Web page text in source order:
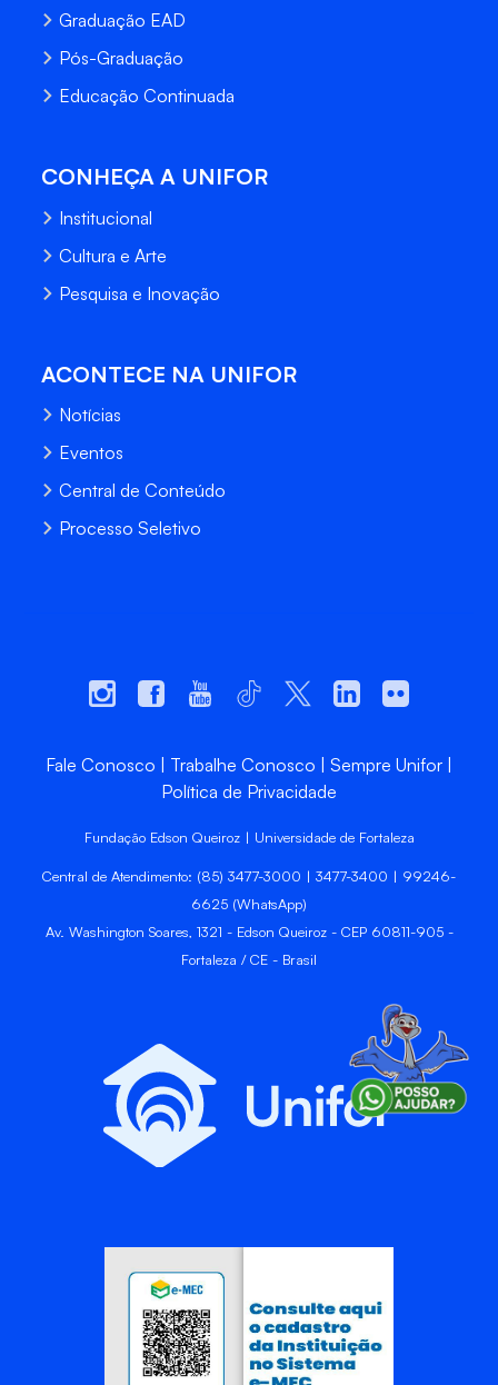
Graduação EAD
Pós-Graduação
Educação Continuada
CONHEÇA A UNIFOR
Institucional
Cultura e Arte
Pesquisa e Inovação
ACONTECE NA UNIFOR
Notícias
Eventos
Central de Conteúdo
Processo Seletivo
Fale Conosco Trabalhe Conosco
Sempre Unifor
Política de Privacidade
Fundação Edson Queiroz | Universidade de Fortaleza
Central de Atendimento: (85) 3477-3000 | 3477-3400 | 99246-
6625 (WhatsApp)
Av. Washington Soares, 1321 - Edson Queiroz - CEP 60811-905 -
Fortaleza / CE - Brasil